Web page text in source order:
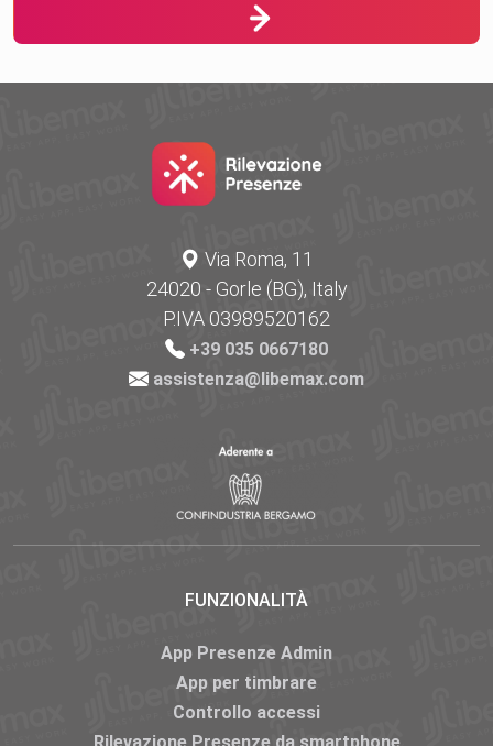
Via Roma, 11
24020 - Gorle (BG), Italy
P.IVA 03989520162
+39 035 0667180
assistenza@libemax.com
FUNZIONALITÀ
App Presenze Admin
App per timbrare
Controllo accessi